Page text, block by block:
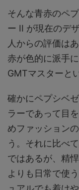
そんな青赤のペ
ー II が現在のデ
人からの評価は
赤が色的に派手
GMTマスターと
確かにペプシベ
ラーであって目
めファッション
う。それに比べ
ではあるが、精
よりも日常で使